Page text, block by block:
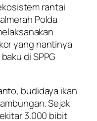
rantai
Polda
yang nantinya
di SPPG
budidaya ikan
Sejak
3.000 bibit